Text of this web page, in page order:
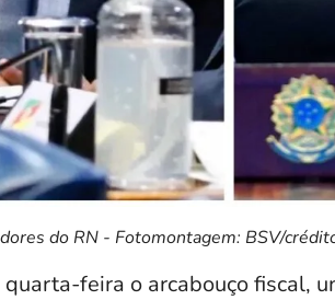
do RN - Fotomontagem: BSV/
feira o arcabouço fiscal,